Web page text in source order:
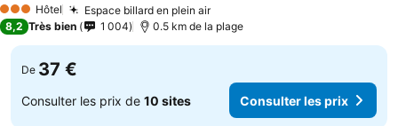
3 ÉtoilesHôtel Espace billard en plein air
8,2 Très bien 1 004 0.5 km de la plage
De 37 €
Consulter les prix de 10 sites Consulter les prix